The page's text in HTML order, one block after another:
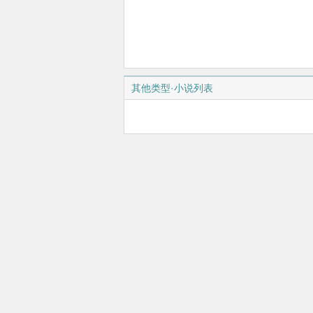
其他类型·小说列表